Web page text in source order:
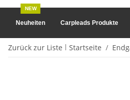
Neuheiten
NEW
Carpleads Produkte
Zurück zur Liste Startseite